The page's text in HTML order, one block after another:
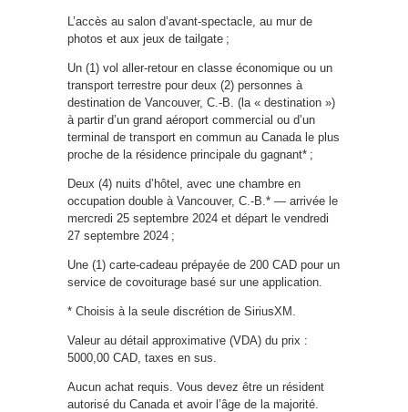
L’accès au salon d’avant-spectacle, au mur de
photos et aux jeux de tailgate ;
Un (1) vol aller-retour en classe économique ou un
transport terrestre pour deux (2) personnes à
destination de Vancouver, C.-B. (la « destination »)
à partir d’un grand aéroport commercial ou d’un
terminal de transport en commun au Canada le plus
proche de la résidence principale du gagnant* ;
Deux (4) nuits d’hôtel, avec une chambre en
occupation double à Vancouver, C.-B.* — arrivée le
mercredi 25 septembre 2024 et départ le vendredi
27 septembre 2024 ;
Une (1) carte-cadeau prépayée de 200 CAD pour un
service de covoiturage basé sur une application.
* Choisis à la seule discrétion de SiriusXM.
Valeur au détail approximative (VDA) du prix :
5000,00 CAD, taxes en sus.
Aucun achat requis. Vous devez être un résident
autorisé du Canada et avoir l’âge de la majorité.